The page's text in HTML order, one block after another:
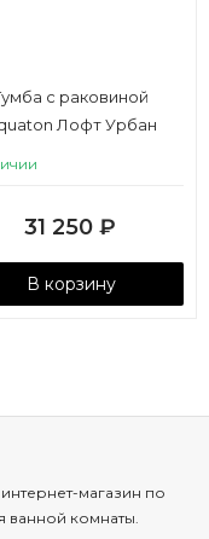
с раковиной
Лофт Урбан
31 250 ₽
В корзину
магазин по
ванной комнаты.